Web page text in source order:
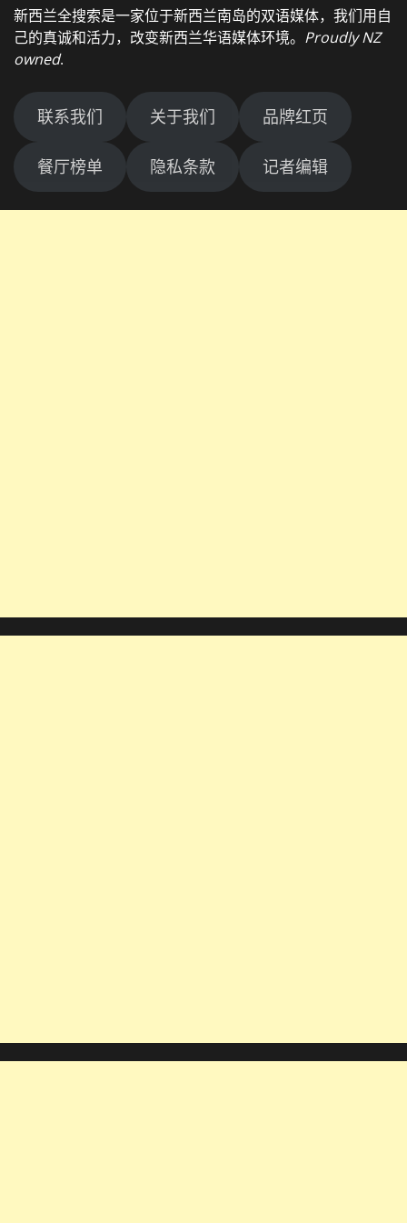
新西兰全搜索是一家位于新西兰南岛的双语媒体，我们用自
己的真诚和活力，改变新西兰华语媒体环境。 Proudly NZ
owned.
联系我们 关于我们 品牌红页
餐厅榜单 隐私条款 记者编辑